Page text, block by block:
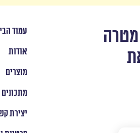
עמוד
אודות
מוצרים
מתכונים
יצירת